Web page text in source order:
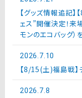
【グッズ情報追記
ェス”開催決定！
モンのエコバッグ）
2026.7.10
【8/15(土)福島戦】
2026.7.8